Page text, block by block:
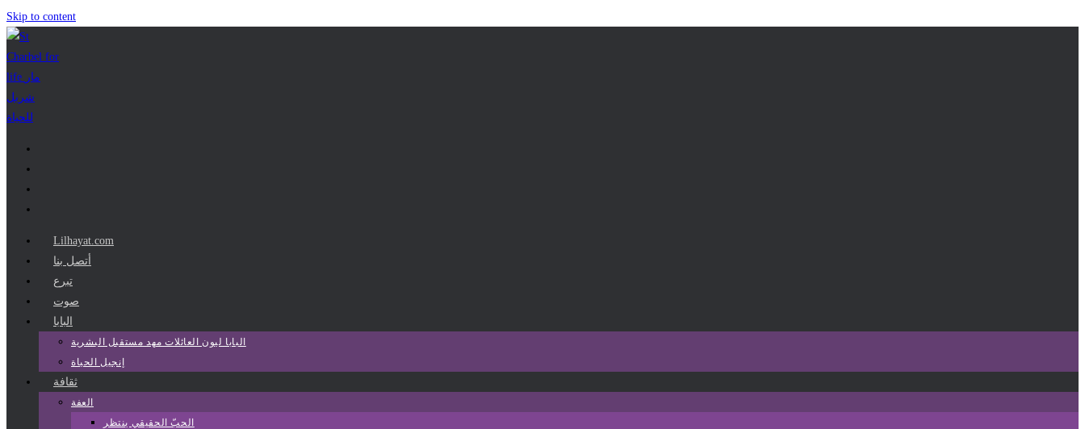
Skip to content
Lilhayat.com
أتصل بنا
تبرع
صوت
البابا
البابا ليون العائلات مهد مستقبل البشرية
إنجيل الحياة
ثقافة
العفة
الحبّ الحقيقي ينتظر